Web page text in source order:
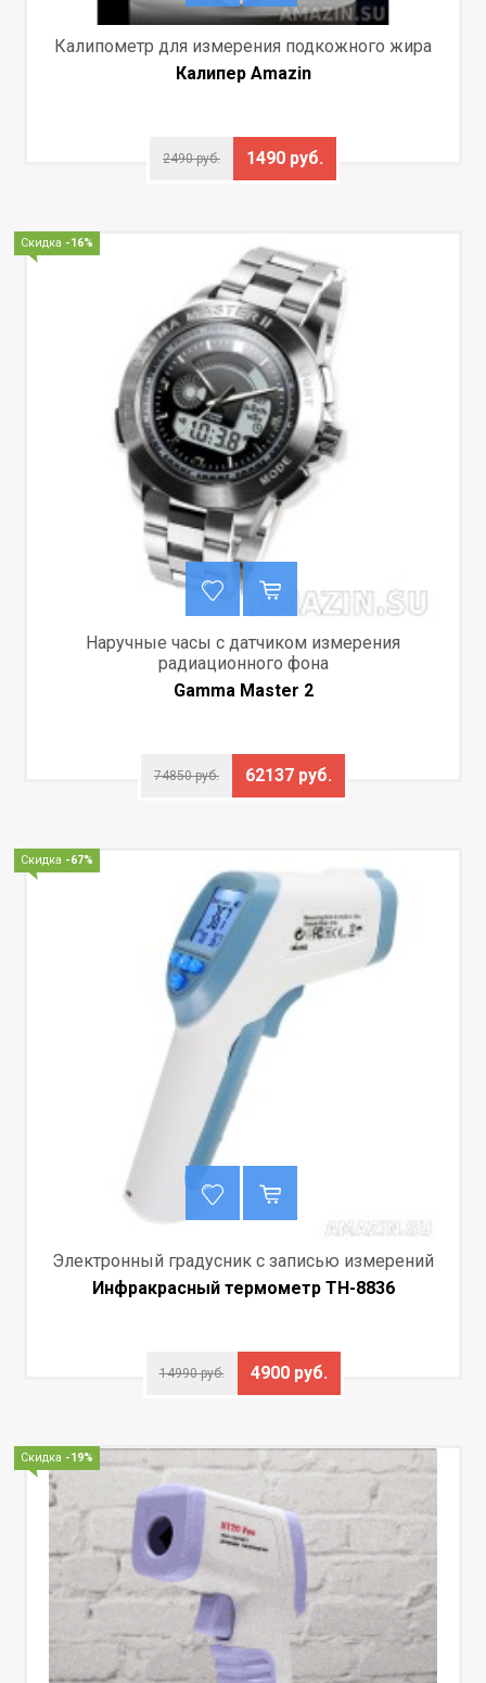
Калипометр для измерения подкожного жира
Калипер Amazin
2490 руб. 1490 руб.
Скидка -16%
Наручные часы с датчиком измерения
радиационного фона
Gamma Master 2
74850 руб. 62137 руб.
Скидка -67%
Электронный градусник с записью измерений
Инфракрасный термометр TH-8836
14990 руб. 4900 руб.
Скидка -19%